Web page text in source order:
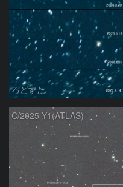
ろどすた
C/2025 Y1(ATLAS)